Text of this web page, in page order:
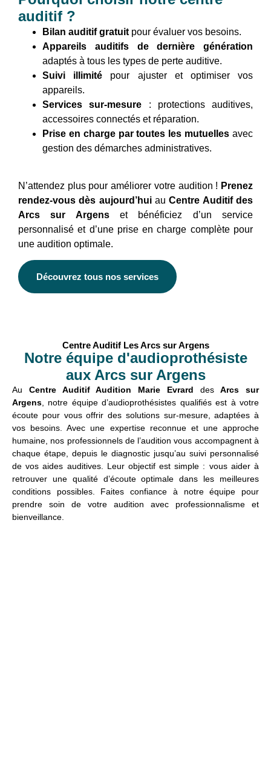
auditif ?
Bilan auditif gratuit pour évaluer vos besoins.
Appareils auditifs de dernière génération
adaptés à tous les types de perte auditive.
Suivi illimité pour ajuster et optimiser vos
appareils.
Services sur-mesure : protections auditives,
accessoires connectés et réparation.
Prise en charge par toutes les mutuelles avec
gestion des démarches administratives.
N’attendez plus pour améliorer votre audition ! Prenez
rendez-vous dès aujourd’huiauCentre Auditif des
Arcs sur Argenset bénéficiez d’un service
personnalisé et d’une prise en charge complète pour
une audition optimale.
Découvrez tous nos services
Centre Auditif Les Arcs sur Argens
Notre équipe d'audioprothésiste
aux Arcs sur Argens
Au Centre Auditif Audition Marie Evrard desArcs sur
Argens, notre équipe d’audioprothésistes qualifiés est à votre
écoute pour vous offrir des solutions sur-mesure, adaptées à
vos besoins. Avec une expertise reconnue et une approche
humaine, nos professionnels de l’audition vous accompagnent à
chaque étape, depuis le diagnostic jusqu’au suivi personnalisé
de vos aides auditives. Leur objectif est simple : vous aider à
retrouver une qualité d’écoute optimale dans les meilleures
conditions possibles. Faites confiance à notre équipe pour
prendre soin de votre audition avec professionnalisme et
bienveillance.